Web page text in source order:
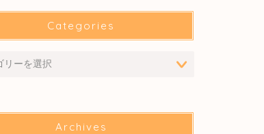
Categories
Archives